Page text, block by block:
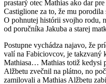
prastarý otec Mathias ako dar
Castiglione za to, že mu porodila
O pohnutej histórii svojho rodu,
od poručníka Jakuba a starej
Postupne vychádza najavo, že
valí na Fabiciovcov, je takzvaný
Mathiasa… Mathias totiž kedysi
Alžbetu zvečnil na plátno, no
zamilovali a Mathias Alžbetu